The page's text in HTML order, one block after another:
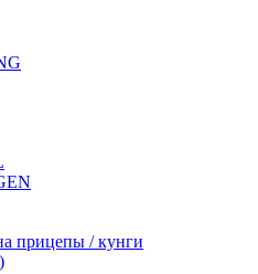
прицепы / кунги